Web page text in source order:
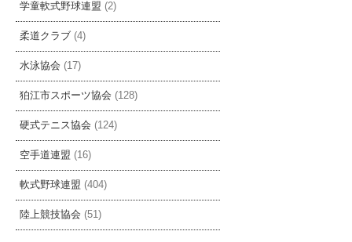
学童軟式野球連盟 (2)
柔道クラブ (4)
水泳協会 (17)
狛江市スポーツ協会 (128)
硬式テニス協会 (124)
空手道連盟 (16)
軟式野球連盟 (404)
陸上競技協会 (51)